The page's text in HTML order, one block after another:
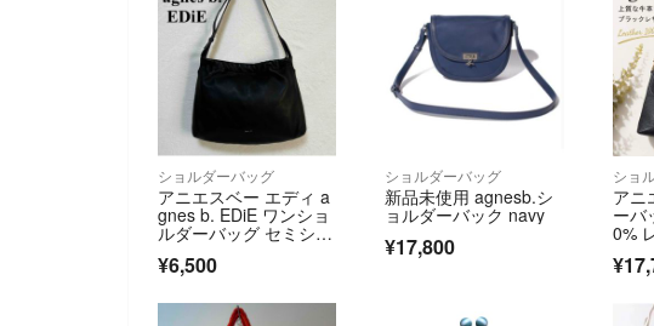
ショルダーバッグ
アニエスベー エディ a
gnes b. EDiE ワンショ
ルダーバッグ セミショ
ルダー オールレザ
ー 羊革 ワンベルト 肩
¥6,500
ショルダーバッグ
新品未使用 agnesb.シ
ョルダーバック navy
¥17,800
ショ
アニ
ーバ
0%
具